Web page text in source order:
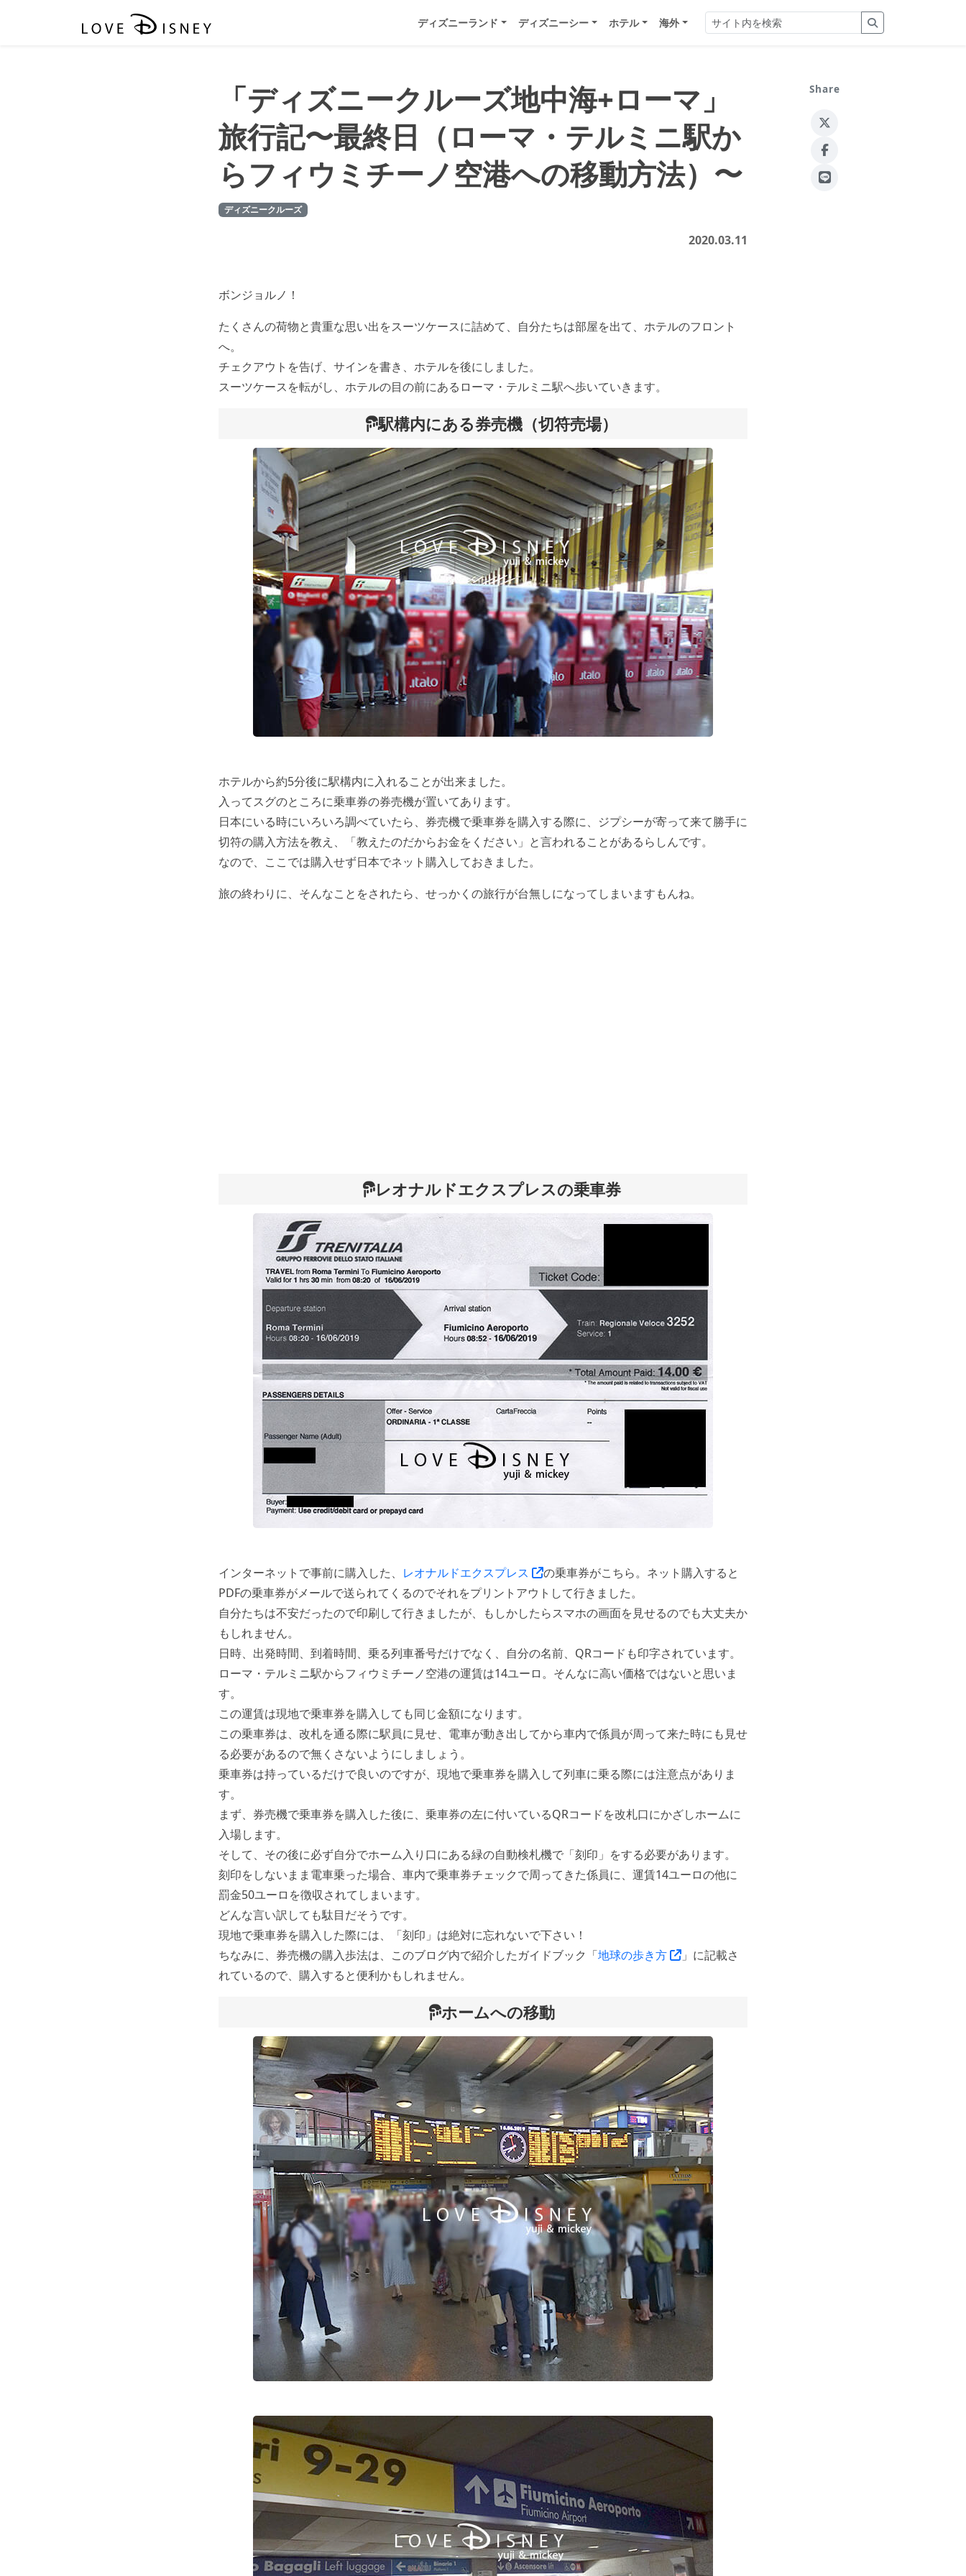
ディズニーランド ディズニーシー ホテル 海外
「ディズニークルーズ地中海+ローマ」
旅行記〜最終日（ローマ・テルミニ駅か
らフィウミチーノ空港への移動方法）〜
ディズニークルーズ
2020.03.11
ボンジョルノ！
たくさんの荷物と貴重な思い出をスーツケースに詰めて、自分たちは部屋を出て、ホテルのフロント
へ。
チェクアウトを告げ、サインを書き、ホテルを後にしました。
スーツケースを転がし、ホテルの目の前にあるローマ・テルミニ駅へ歩いていきます。
駅構内にある券売機（切符売場）
ホテルから約5分後に駅構内に入れることが出来ました。
入ってスグのところに乗車券の券売機が置いてあります。
日本にいる時にいろいろ調べていたら、券売機で乗車券を購入する際に、ジプシーが寄って来て勝手に
切符の購入方法を教え、「教えたのだからお金をください」と言われることがあるらしんです。
なので、ここでは購入せず日本でネット購入しておきました。
旅の終わりに、そんなことをされたら、せっかくの旅行が台無しになってしまいますもんね。
レオナルドエクスプレスの乗車券
インターネットで事前に購入した、 レオナルドエクスプレス
の乗車券がこちら。ネット購入すると
PDFの乗車券がメールで送られてくるのでそれをプリントアウトして行きました。
自分たちは不安だったので印刷して行きましたが、もしかしたらスマホの画面を見せるのでも大丈夫か
もしれません。
日時、出発時間、到着時間、乗る列車番号だけでなく、自分の名前、QRコードも印字されています。
ローマ・テルミニ駅からフィウミチーノ空港の運賃は14ユーロ。そんなに高い価格ではないと思いま
す。
この運賃は現地で乗車券を購入しても同じ金額になります。
この乗車券は、改札を通る際に駅員に見せ、電車が動き出してから車内で係員が周って来た時にも見せ
る必要があるので無くさないようにしましょう。
乗車券は持っているだけで良いのですが、現地で乗車券を購入して列車に乗る際には注意点がありま
す。
まず、券売機で乗車券を購入した後に、乗車券の左に付いているQRコードを改札口にかざしホームに
入場します。
そして、その後に必ず自分でホーム入り口にある緑の自動検札機で「刻印」をする必要があります。
刻印をしないまま電車乗った場合、車内で乗車券チェックで周ってきた係員に、運賃14ユーロの他に
罰金50ユーロを徴収されてしまいます。
どんな言い訳しても駄目だそうです。
現地で乗車券を購入した際には、「刻印」は絶対に忘れないで下さい！
ちなみに、券売機の購入歩法は、このブログ内で紹介したガイドブック「地球の歩き方
」に記載さ
れているので、購入すると便利かもしれません。
ホームへの移動
Share